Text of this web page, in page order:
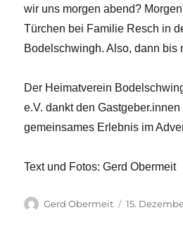
wir uns morgen abend?
Türchen bei Familie Resch in
Bodelschwingh. Also, dann bis
Der Heimatverein
e.V. dankt den
gemeinsames Erlebnis im
Text und Fotos: Gerd Obermeit
Autor
Gerd Obermeit 15.